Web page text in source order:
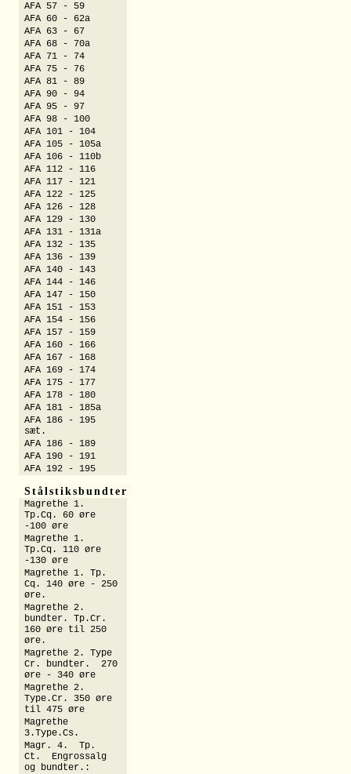
AFA 57 - 59
AFA 60 - 62a
AFA 63 - 67
AFA 68 - 70a
AFA 71 - 74
AFA 75 - 76
AFA 81 - 89
AFA 90 - 94
AFA 95 - 97
AFA 98 - 100
AFA 101 - 104
AFA 105 - 105a
AFA 106 - 110b
AFA 112 - 116
AFA 117 - 121
AFA 122 - 125
AFA 126 - 128
AFA 129 - 130
AFA 131 - 131a
AFA 132 - 135
AFA 136 - 139
AFA 140 - 143
AFA 144 - 146
AFA 147 - 150
AFA 151 - 153
AFA 154 - 156
AFA 157 - 159
AFA 160 - 166
AFA 167 - 168
AFA 169 - 174
AFA 175 - 177
AFA 178 - 180
AFA 181 - 185a
AFA 186 - 195
sæt.
AFA 186 - 189
AFA 190 - 191
AFA 192 - 195
Stålstiksbundter
Magrethe 1.
Tp.Cq. 60 øre
-100 øre
Magrethe 1.
Tp.Cq. 110 øre
-130 øre
Magrethe 1. Tp.
Cq. 140 øre - 250
øre.
Magrethe 2.
bundter. Tp.Cr.
160 øre til 250
øre.
Magrethe 2. Type
Cr. bundter. 270
øre - 340 øre
Magrethe 2.
Type.Cr. 350 øre
til 475 øre
Magrethe
3.Type.Cs.
Magr. 4. Tp.
Ct. Engrossalg
og bundter.: